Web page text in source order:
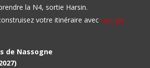
la N4, sortie Harsin.
votre itinéraire avec Google
de Nassogne